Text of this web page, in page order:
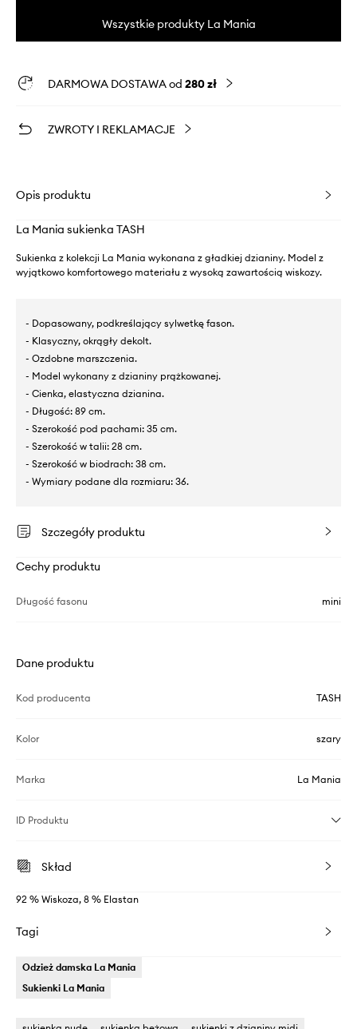
Wszystkie produkty La Mania
DARMOWA DOSTAWA od 280 zł
ZWROTY I REKLAMACJE
Opis produktu
La Mania sukienka TASH
Sukienka z kolekcji La Mania wykonana z gładkiej dzianiny. Model z
wyjątkowo komfortowego materiału z wysoką zawartością wiskozy.
- Dopasowany, podkreślający sylwetkę fason.
- Klasyczny, okrągły dekolt.
- Ozdobne marszczenia.
- Model wykonany z dzianiny prążkowanej.
- Cienka, elastyczna dzianina.
- Długość: 89 cm.
- Szerokość pod pachami: 35 cm.
- Szerokość w talii: 28 cm.
- Szerokość w biodrach: 38 cm.
- Wymiary podane dla rozmiaru: 36.
Szczegóły produktu
Cechy produktu
Długość fasonu mini
Dane produktu
Kod producenta TASH
Kolor szary
Marka La Mania
ID Produktu
Skład
92 % Wiskoza, 8 % Elastan
Tagi
Odzież damska La Mania
Sukienki La Mania